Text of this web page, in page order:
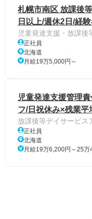
札幌市南区 放課後
日以上/週休2日/経
児童発達支援・放課後
正社員
北海道
月給19万5,000円～
児童発達支援管理
フ/日祝休み×残業平
放課後等デイサービス
正社員
北海道
月給19万6,200円～25万